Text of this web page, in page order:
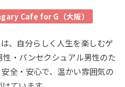
Cafe for G（大阪）
、自分らしく人生を楽しむゲ
・パンセクシュアル男性のた
全・安心で、温かい雰囲気の